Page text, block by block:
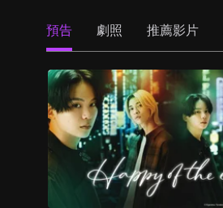
預告 劇照 推薦影片